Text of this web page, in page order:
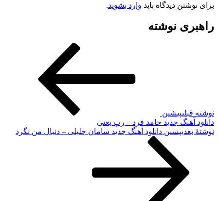
برای نوشتن دیدگاه باید وارد بشوید.
راهبری نوشته
نوشته قبلیپیشین
دانلود آهنگ جدید حامد فرد – رپ یعنی
نوشته‌ٔ بعدیپسین دانلود آهنگ جدید سامان جلیلی – دنبال من نگرد